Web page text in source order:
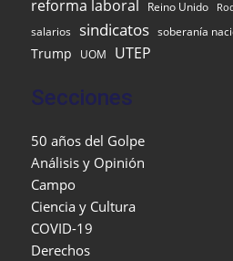
reforma laboral Reino Unido
salarios sindicatos soberanía
Trump UOM UTEP
Secciones
50 años del Golpe
Análisis y Opinión
Campo
Ciencia y Cultura
COVID-19
Derechos